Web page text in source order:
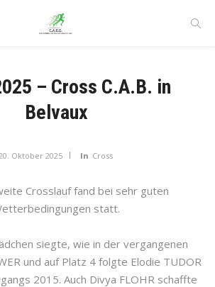
– Cross C.A.B. in
Belvaux
Oktober 2025 In Cross
Crosslauf fand bei sehr guten
statt.
siegte, wie in der vergangenen
und auf Platz 4 folgte Elodie TUDOR
2015. Auch Divya FLOHR schaffte